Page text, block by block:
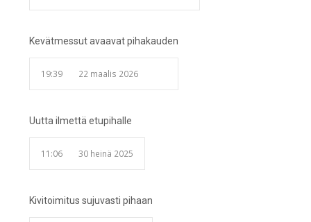
Kevätmessut avaavat pihakauden
19:39 22 maalis 2026
Uutta ilmettä etupihalle
11:06 30 heinä 2025
Kivitoimitus sujuvasti pihaan